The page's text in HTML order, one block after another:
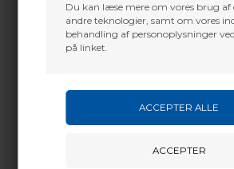
Du kan læse mere om vores brug af
andre teknologier, samt om vores
behandling af personoplysninger
på linket.
436,50 DKK 2.304,00